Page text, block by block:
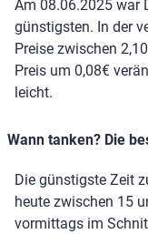
Am 08.06.2025 war
günstigsten. In der
Preise zwischen
Preis um 0,08€
leicht.
Wann tanken? Die
Die günstigste Zeit
heute zwischen 15
vormittags im